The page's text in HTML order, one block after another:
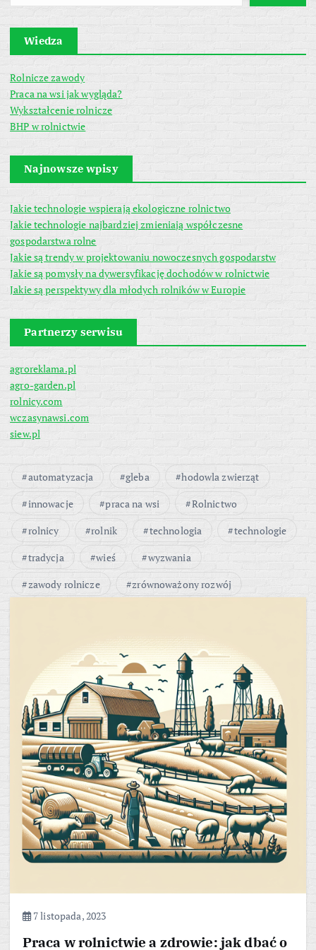
Wiedza
Rolnicze zawody
Praca na wsi jak wygląda?
Wykształcenie rolnicze
BHP w rolnictwie
Najnowsze wpisy
Jakie technologie wspierają ekologiczne rolnictwo
Jakie technologie najbardziej zmieniają współczesne
gospodarstwa rolne
Jakie są trendy w projektowaniu nowoczesnych gospodarstw
Jakie są pomysły na dywersyfikację dochodów w rolnictwie
Jakie są perspektywy dla młodych rolników w Europie
Partnerzy serwisu
agroreklama.pl
agro-garden.pl
rolnicy.com
wczasynawsi.com
siew.pl
automatyzacja gleba
hodowla zwierząt
innowacje
praca na wsi
Rolnictwo
rolnicy
rolnik technologia
technologie
tradycja
wieś
wyzwania
zawody rolnicze
zrównoważony rozwój
7 listopada, 2023
Praca w rolnictwie a zdrowie: jak dbać o